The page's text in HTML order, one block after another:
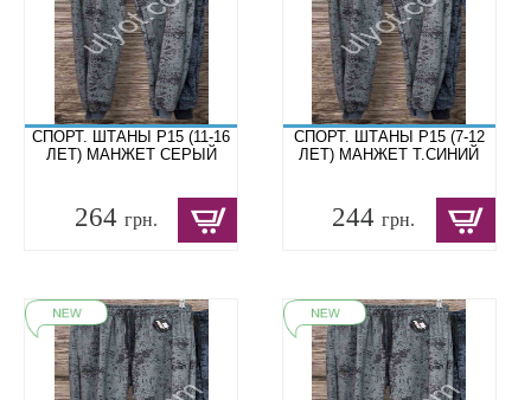
СПОРТ. ШТАНЫ P15 (11-16
ЛЕТ) МАНЖЕТ СЕРЫЙ
264 грн.
СПОРТ. ШТАНЫ P15 (7-12
ЛЕТ) МАНЖЕТ Т.СИНИЙ
244грн.